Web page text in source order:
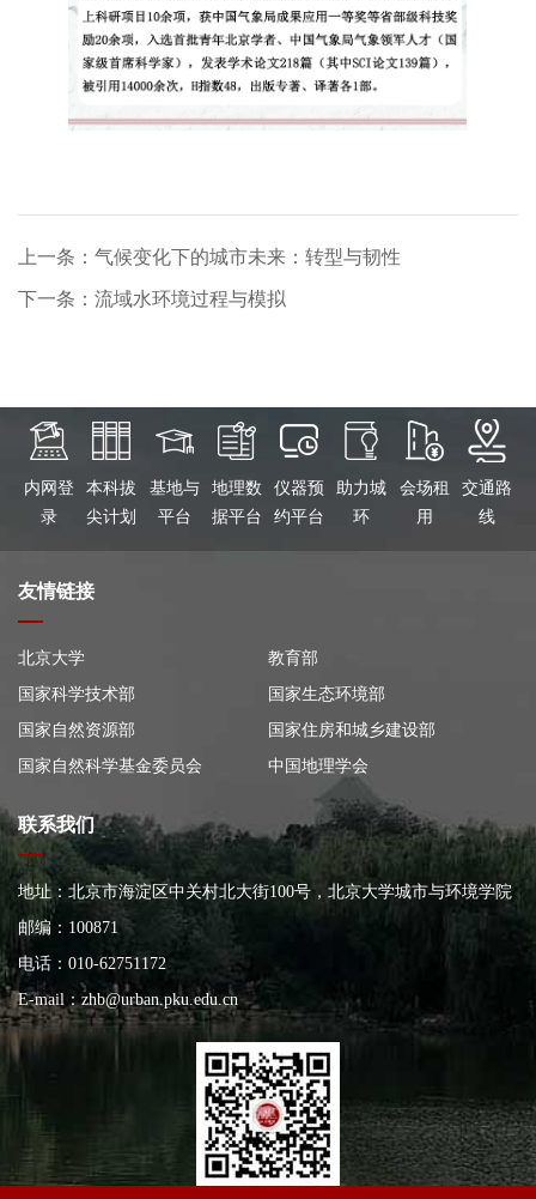
上一条：气候变化下的城市未来：转型与韧性
下一条：流域水环境过程与模拟
内网登
录
本科拔
尖计划
基地与
平台
地理数
据平台
仪器预
约平台
助力城
环
会场租
用
交通路
线
友情链接
北京大学
教育部
国家科学技术部
国家生态环境部
国家自然资源部
国家住房和城乡建设部
国家自然科学基金委员会
中国地理学会
联系我们
地址：北京市海淀区中关村北大街100号，北京大学城市与环境学院
大楼
邮编：100871
电话：010-62751172
E-mail：zhb@urban.pku.edu.cn